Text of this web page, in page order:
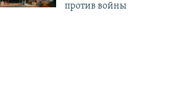
против войны